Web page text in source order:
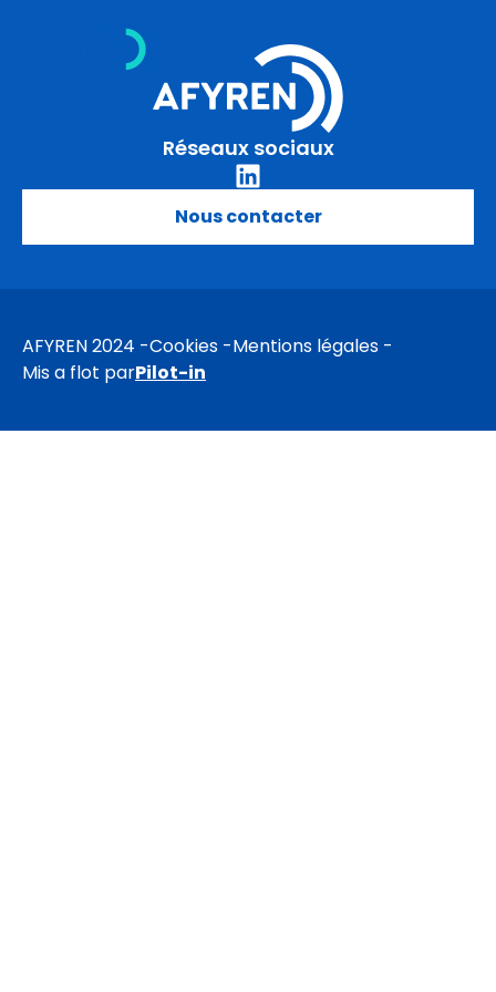
Réseaux sociaux
Nous contacter
AFYREN 2024 Cookies
Mentions légales
Mis a flot parPilot-in